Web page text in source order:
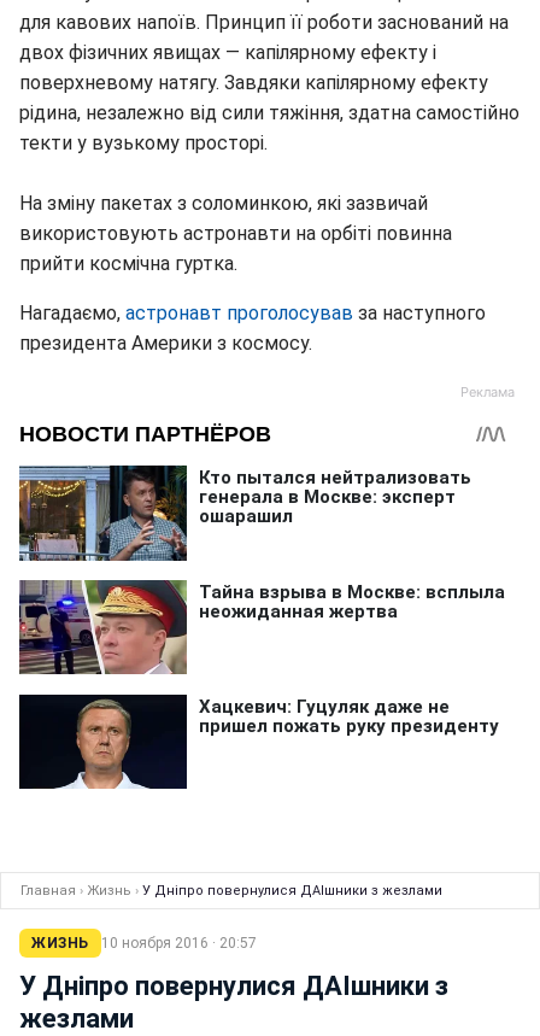
для кавових напоїв. Принцип її роботи заснований на
двох фізичних явищах — капілярному ефекту і
поверхневому натягу. Завдяки капілярному ефекту
рідина, незалежно від сили тяжіння, здатна самостійно
текти у вузькому просторі.
На зміну пакетах з соломинкою, які зазвичай
використовують астронавти на орбіті повинна
прийти космічна гуртка.
Нагадаємо, астронавт проголосував за наступного
президента Америки з космосу.
Главная › Жизнь › У Дніпро повернулися ДАІшники з жезлами
ЖИЗНЬ 10 ноября 2016 · 20:57
У Дніпро повернулися ДАІшники з
жезлами